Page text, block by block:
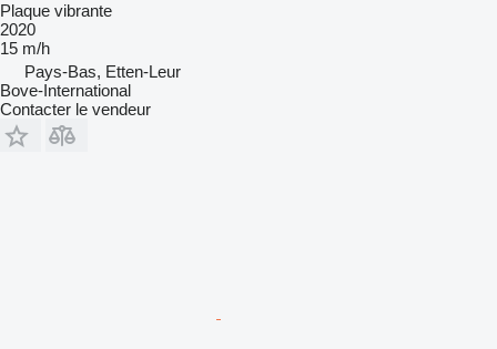
Plaque vibrante
2020
15 m/h
Pays-Bas, Etten-Leur
Bove-International
Contacter le vendeur